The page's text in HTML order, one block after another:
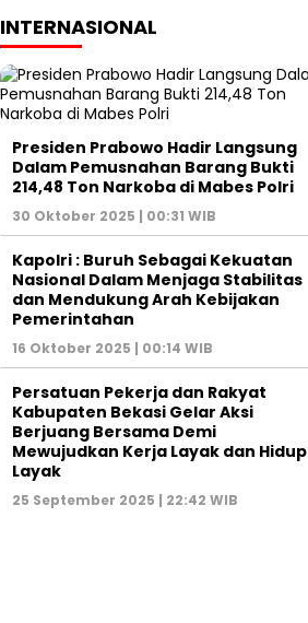
INTERNASIONAL
Presiden Prabowo Hadir Langsung
Dalam Pemusnahan Barang Bukti
214,48 Ton Narkoba di Mabes Polri
30 Oktober 2025 | 00:31 WIB
Kapolri : Buruh Sebagai Kekuatan
Nasional Dalam Menjaga Stabilitas
dan Mendukung Arah Kebijakan
Pemerintahan
16 Oktober 2025 | 00:14 WIB
Persatuan Pekerja dan Rakyat
Kabupaten Bekasi Gelar Aksi
Berjuang Bersama Demi
Mewujudkan Kerja Layak dan Hidup
Layak
25 September 2025 | 22:42 WIB